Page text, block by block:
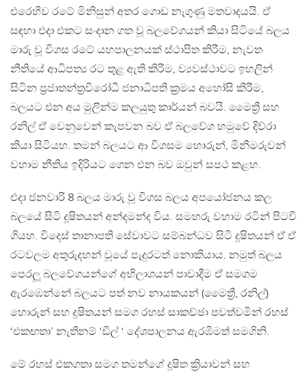
එරෙහිව රටේ මිනිසුන් අතර ගොඩ නැගුණු මතවාදයයි. ඒ
සඳහා එදා එකට සංදාන ගත වූ බලවේගයන් කියා සිටියේ බලය
මාරු වූ විගස රටේ යහපාලනයක් ස්ථාපිත කිරීම, නැවත
නීතියේ ආධිපත්‍ය රට තුළ ඇති කිරීම, ව්‍යවස්ථාවට ඉහලින්
සිටින ප්‍රජාතන්ත්‍රවිරෝධී ජනාධිපති ක්‍රමය අහෝසි කිරීම,
බලයට එන අය මුලින්ම කලයුතු කාර්යන් බවයි. මෛත්‍රී සහ
රනිල් ඒ වෙනුවෙන් කැපවන බව ඒ බලවේග හමුවේ දිව්රා
කියා සිටියහ. තමන් බලයට ආ විගසම හොරුන්, මිනීමරුවන්
වහාම නීතිය ඉදිරියට ගෙන එන බව ඔවුන් සපථ කළහ.
එදා ජනවාරි 8 බලය මාරු වූ විගස බලය අපයෝජනය කල
බලයේ සිටි දූෂිතයන් අන්දමන්ද විය. සමහරු වහාම රටින් පිටවී
ගියහ. විදෙස් තානාපති සේවාවට සම්බන්ධව සිටි දූෂිතයන් ඒ ඒ
රටවලම අතුරුදහන් වූයේ පැදුරටත් නොකියාය. නමුත් බලය
පෙරලූ බලවේගයන්ගේ අභිලාශයන් පාවාදීම ඒ සමගම
ඇරඹෙන්නේ බලයට පත් නව නායකයන් (මෛත්‍රී, රනිල්)
හොරුන් සහ දූෂිතයන් සමග රහස් සාකච්ඡා පවත්වමින් රහස්
‘එකඟතා’ නැතිනම් ‘ඩීල් ‘ දේශපාලනය ඇරඹීමත් සමගිනි.
මේ රහස් එකගතා සමග තමන්ගේ දූෂිත ක්‍රියාවන් සහ